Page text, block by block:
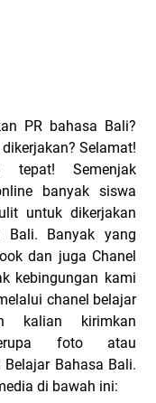
PR bahasa Bali?
Selamat!
Semenjak
banyak siswa
untuk dikerjakan
Bali. Banyak yang
dan juga Chanel
kebingungan kami
chanel belajar
kalian kirimkan
foto atau
Bahasa Bali.
di bawah ini: